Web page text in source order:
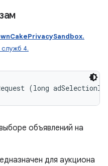
4.
(long
объявлений на
для аукциона